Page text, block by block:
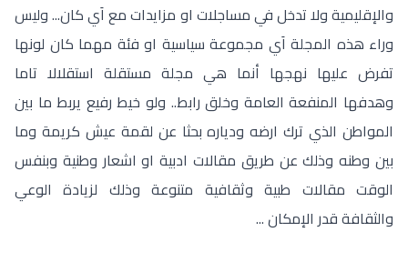
والإقليمية ولا تدخل في مساجلات او مزايدات مع اَي كان... وليس
وراء هذه المجلة اَي مجموعة سياسية او فئة مهما كان لونها
تفرض عليها نهجها أنما هي مجلة مستقلة استقلالا تاما
وهدفها المنفعة العامة وخلق رابط.. ولو خيط رفيع يربط ما بين
المواطن الذي ترك ارضه ودياره بحثا عن لقمة عيش كريمة وما
بين وطنه وذلك عن طريق مقالات ادبية او اشعار وطنية وبنفس
الوقت مقالات طبية وثقافية متنوعة وذلك لزيادة الوعي
والثقافة قدر الإمكان ...